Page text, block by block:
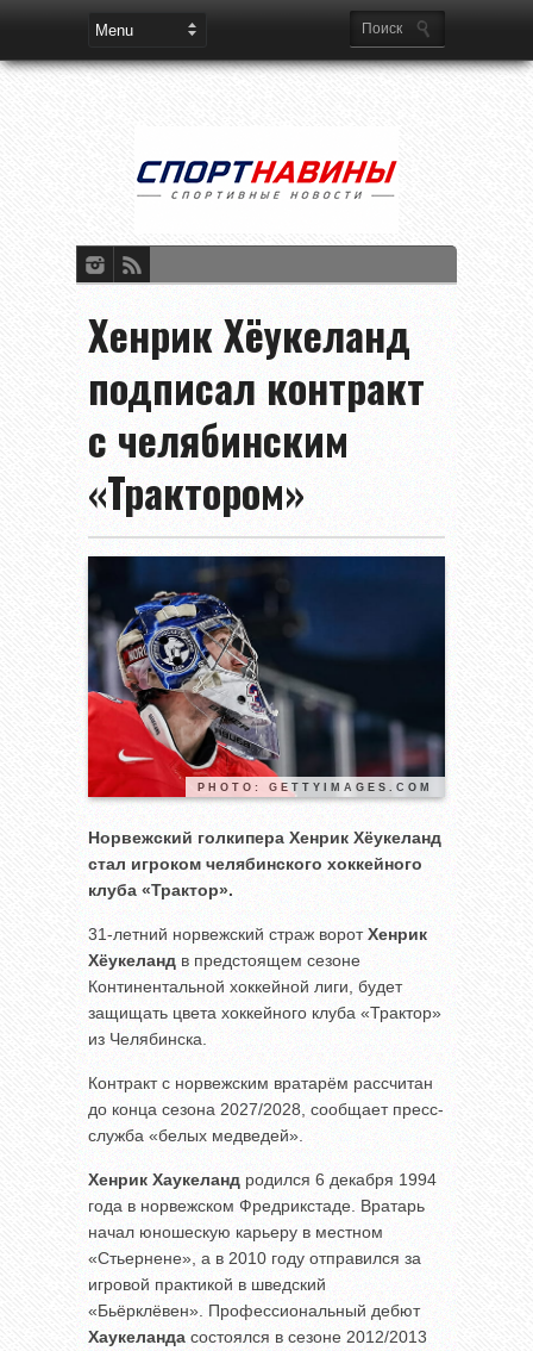
Хенрик Хёукеланд
подписал контракт
с челябинским
«Трактором»
PHOTO: GETTYIMAGES.COM
Норвежский голкипера Хенрик Хёукеланд
стал игроком челябинского хоккейного
клуба «Трактор».
31-летний норвежский страж воротХенрик
Хёукеланд в предстоящем сезоне
Континентальной хоккейной лиги, будет
защищать цвета хоккейного клуба «Трактор»
из Челябинска.
Контракт с норвежским вратарём рассчитан
до конца сезона 2027/2028, сообщает пресс-
служба «белых медведей».
Хенрик Хаукеланд родился 6 декабря 1994
года в норвежском Фредрикстаде. Вратарь
начал юношескую карьеру в местном
«Стьернене», а в 2010 году отправился за
игровой практикой в шведский
«Бьёрклёвен». Профессиональный дебют
Хаукеланда состоялся в сезоне 2012/2013